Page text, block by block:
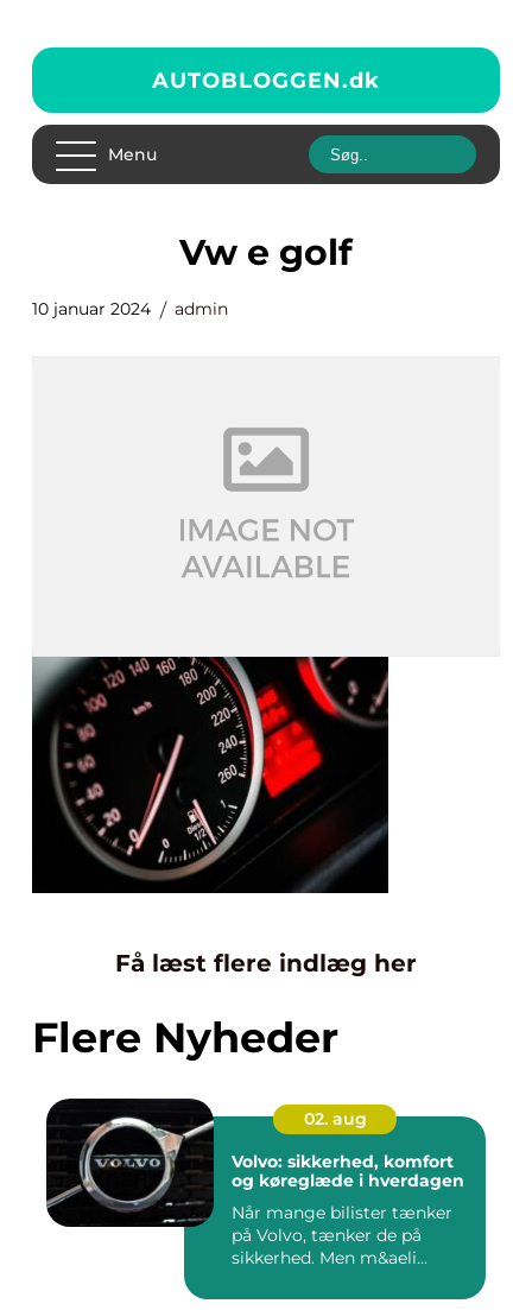
AUTOBLOGGEN.dk
Menu
vw e golf
10 januar 2024 admin
Få læst flere indlæg her
Flere Nyheder
02. aug
Volvo: sikkerhed, komfort
og køreglæde i hverdagen
Når mange bilister tænker
på Volvo, tænker de på
sikkerhed. Men m&aeli...